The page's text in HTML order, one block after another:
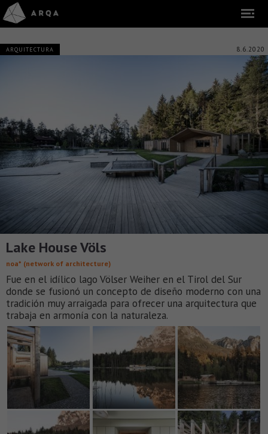
ARQUITECTURA 8.6.2020
Lake House Völs
noa* (network of architecture)
Fue en el idílico lago Völser Weiher en el Tirol del Sur
donde se fusionó un concepto de diseño moderno con una
tradición muy arraigada para ofrecer una arquitectura que
trabaja en armonía con la naturaleza.